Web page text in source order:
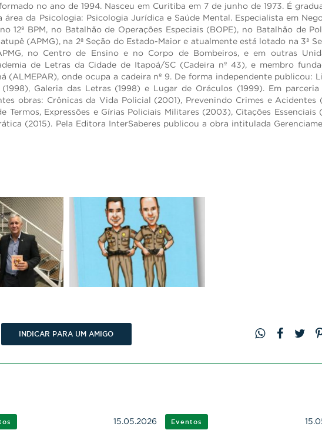
no ano de 1994. Nasceu em Curitiba em 7 de junho de 1973. É
da Psicologia: Psicologia Jurídica e Saúde Mental. Especialista em
12º BPM, no Batalhão de Operações Especiais (BOPE), no Batalhão de
(APMG), na 2ª Seção do Estado-Maior e atualmente está lotado na 3ª
no Centro de Ensino e no Corpo de Bombeiros, e em outras
de Letras da Cidade de Itapoá/SC (Cadeira nº 43), e membro
(ALMEPAR), onde ocupa a cadeira nº 9. De forma independente publicou:
Galeria das Letras (1998) e Lugar de Oráculos (1999). Em
obras: Crônicas da Vida Policial (2001), Prevenindo Crimes e Acidentes
Expressões e Gírias Policiais Militares (2003), Citações Essenciais
(2015). Pela Editora InterSaberes publicou a obra intitulada
INDICAR PARA UM AMIGO
15.05.2026 Eventos